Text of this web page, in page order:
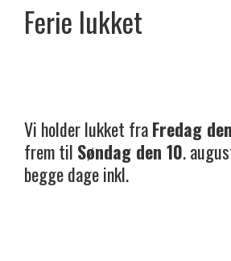
Ferie lukket
Vi holder lukket fraFredag
frem til Søndag den 10.
begge dage inkl.